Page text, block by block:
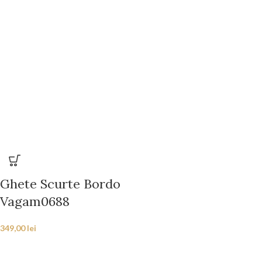
Ghete Scurte Bordo
Vagam0688
349,00lei